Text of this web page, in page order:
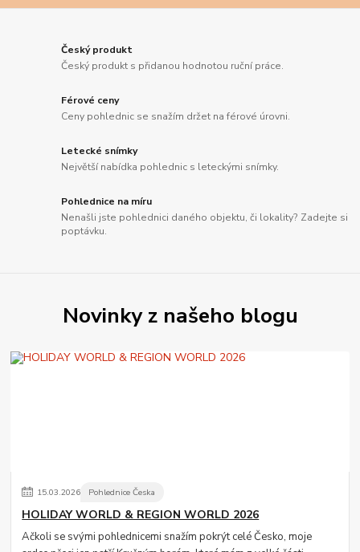
Český produkt
Český produkt s přidanou hodnotou ruční práce.
Férové ceny
Ceny pohlednic se snažím držet na férové úrovni.
Letecké snímky
Největší nabídka pohlednic s leteckými snímky.
Pohlednice na míru
Nenašli jste pohlednici daného objektu, či lokality? Zadejte si
poptávku.
Novinky z našeho blogu
15.03.2026 Pohlednice Česka
HOLIDAY WORLD & REGION WORLD 2026
Ačkoli se svými pohlednicemi snažím pokrýt celé Česko, moje